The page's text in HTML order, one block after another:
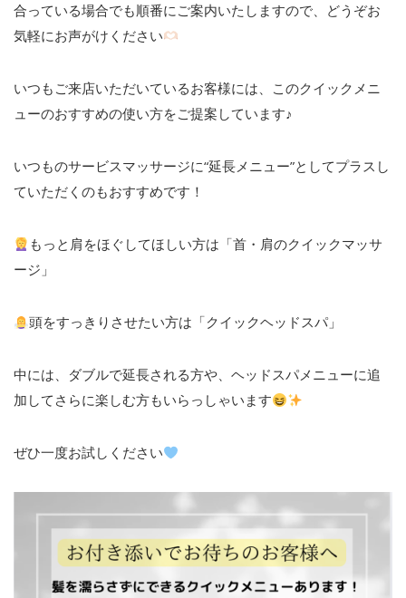
合っている場合でも順番にご案内いたしますので、どうぞお
気軽にお声がけください
いつもご来店いただいているお客様には、このクイックメニ
ューのおすすめの使い方をご提案しています♪
いつものサービスマッサージに“延長メニュー”としてプラスし
ていただくのもおすすめです！
もっと肩をほぐしてほしい方は「首・肩のクイックマッサ
ージ」
頭をすっきりさせたい方は「クイックヘッドスパ」
中には、ダブルで延長される方や、ヘッドスパメニューに追
加してさらに楽しむ方もいらっしゃいます
ぜひ一度お試しください